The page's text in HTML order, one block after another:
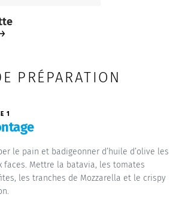
PRÉPARATION
1
le pain et badigeonner d’huile d’olive les
faces. Mettre la batavia, les tomates
les tranches de Mozzarella et le crispy